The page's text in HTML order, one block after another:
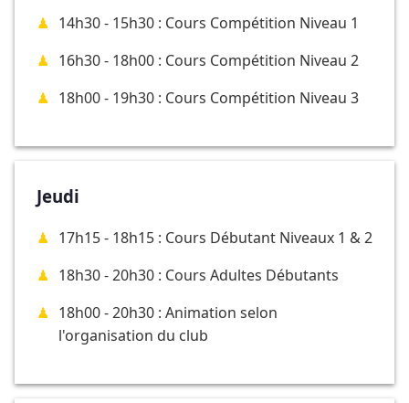
14h30 - 15h30 : Cours Compétition Niveau 1
16h30 - 18h00 : Cours Compétition Niveau 2
18h00 - 19h30 : Cours Compétition Niveau 3
Jeudi
17h15 - 18h15 : Cours Débutant Niveaux 1 & 2
18h30 - 20h30 : Cours Adultes Débutants
18h00 - 20h30 : Animation selon
l'organisation du club